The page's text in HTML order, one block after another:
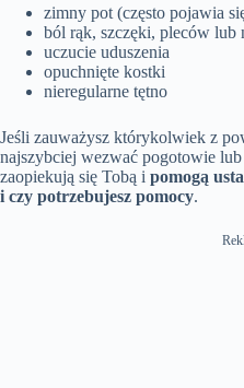
zimny pot (często pojawia
ból rąk, szczęki, pleców lub
uczucie uduszenia
opuchnięte kostki
nieregularne tętno
Jeśli zauważysz którykolwiek z
najszybciej wezwać pogotowie
zaopiekują się Tobą i pomogą
i czy potrzebujesz pomocy.